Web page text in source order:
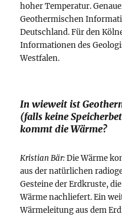
hoher Temperatur.
Geothermischen
Deutschland. Für den
Informationen des
Westfalen.
In wieweit ist
(falls keine
kommt die Wärme?
Kristian Bär:Die Wärme
aus der natürlichen
Gesteine der Erdkruste,
Wärme nachliefert. Ein
Wärmeleitung aus dem